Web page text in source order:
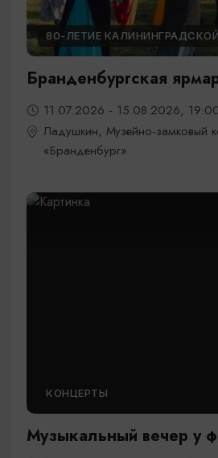
80-ЛЕТИЕ
Бранденбургская
11.07.2026 - 15.08.2026,
Ладушкин, Музейно-замковый
«Бранденбург»
КОНЦЕРТЫ
Музыкальный вечер у